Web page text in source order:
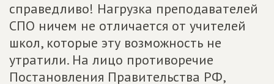
справедливо! Нагрузка преподавателей
СПО ничем не отличается от учителей
школ, которые эту возможность не
утратили. На лицо противоречие
Постановления Правительства РФ,